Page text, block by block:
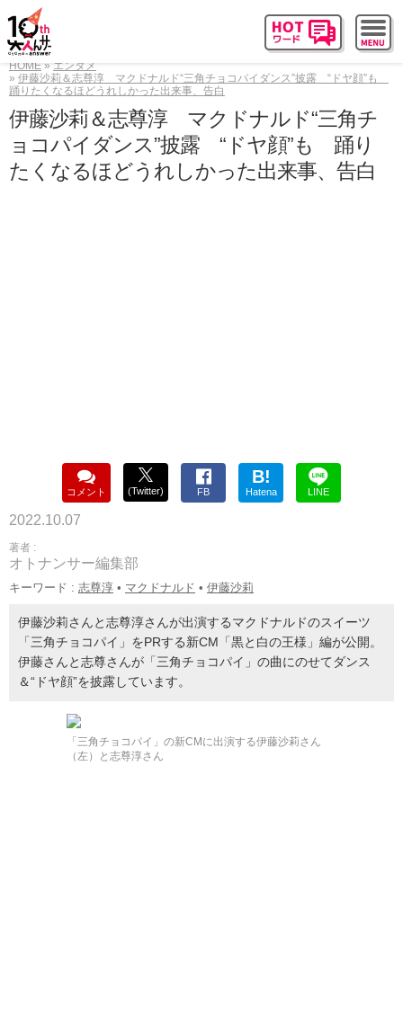
HOME
エンタメ
伊藤沙莉＆志尊淳 マクドナルド“三角チョコパイダンス”披露 “ドヤ顔”も
踊りたくなるほどうれしかった出来事、告白
伊藤沙莉＆志尊淳 マクドナルド“三角チ
ョコパイダンス”披露 “ドヤ顔”も 踊り
たくなるほどうれしかった出来事、告白
コメント (Twitter) FB
B!
Hatena LINE
2022.10.07
著者 :
オトナンサー編集部
キーワード : 志尊淳 • マクドナルド • 伊藤沙莉
伊藤沙莉さんと志尊淳さんが出演するマクドナルドのスイーツ
「三角チョコパイ」をPRする新CM「黒と白の王様」編が公開。
伊藤さんと志尊さんが「三角チョコパイ」の曲にのせてダンス
＆“ドヤ顔”を披露しています。
「三角チョコパイ」の新CMに出演する伊藤沙莉さん
（左）と志尊淳さん